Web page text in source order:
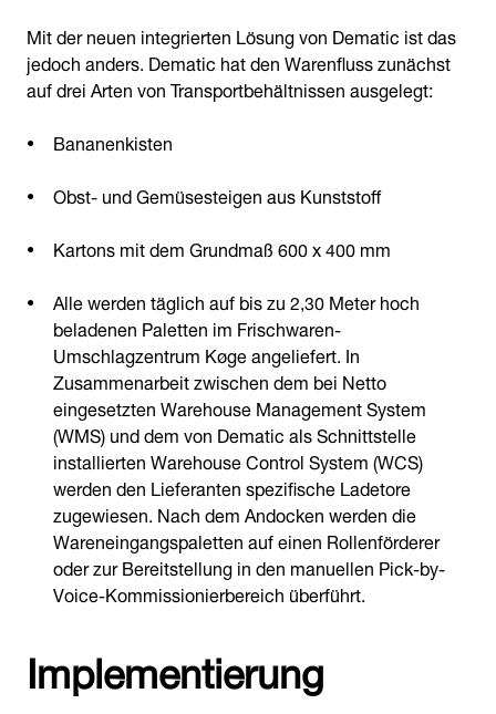
Mit der neuen integrierten Lösung von Dematic ist das
jedoch anders. Dematic hat den Warenfluss zunächst
auf drei Arten von Transportbehältnissen ausgelegt:
Bananenkisten
Obst- und Gemüsesteigen aus Kunststoff
Kartons mit dem Grundmaß 600 x 400 mm
Alle werden täglich auf bis zu 2,30 Meter hoch
beladenen Paletten im Frischwaren-
Umschlagzentrum Køge angeliefert. In
Zusammenarbeit zwischen dem bei Netto
eingesetzten Warehouse Management System
(WMS) und dem von Dematic als Schnittstelle
installierten Warehouse Control System (WCS)
werden den Lieferanten spezifische Ladetore
zugewiesen. Nach dem Andocken werden die
Wareneingangspaletten auf einen Rollenförderer
oder zur Bereitstellung in den manuellen Pick-by-
Voice-Kommissionierbereich überführt.
Implementierung